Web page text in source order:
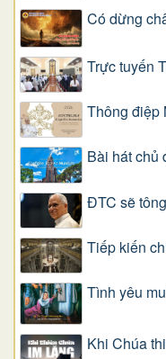
Có dừng
Trực tuyến
Thông điệp
Bài hát chủ
ĐTC sẽ
Tiếp kiến
Tình yêu
Khi Chúa